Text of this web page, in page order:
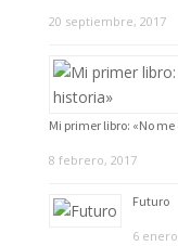
20 septiembre, 2017
Mi primer libro: «No
8 febrero, 2017
Futuro
6